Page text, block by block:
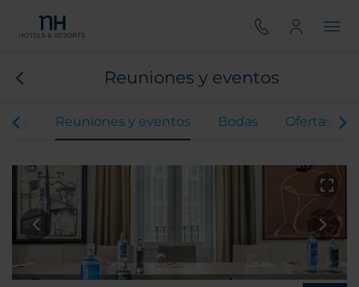
Reuniones y eventos
Reuniones y eventos Bodas Ofertas